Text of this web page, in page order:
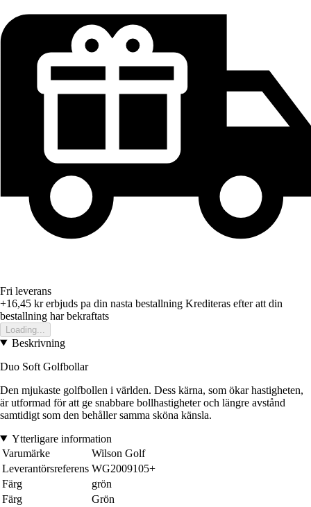
Fri leverans
+16,45 krerbjuds pa din nasta bestallning Krediteras efter att din
bestallning har bekraftats
Loading...
Beskrivning
Duo Soft Golfbollar
Den mjukaste golfbollen i världen. Dess kärna, som ökar hastigheten,
är utformad för att ge snabbare bollhastigheter och längre avstånd
samtidigt som den behåller samma sköna känsla.
Ytterligare information
Varumärke
Wilson Golf
Leverantörsreferens WG2009105+
Färg
grön
Färg
Grön